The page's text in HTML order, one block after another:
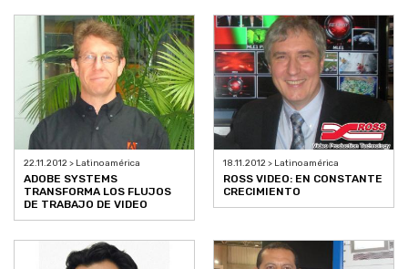
22.11.2012 > Latinoamérica
ADOBE SYSTEMS
TRANSFORMA LOS FLUJOS
DE TRABAJO DE VIDEO
18.11.2012 > Latinoamérica
ROSS VIDEO: EN CONSTANTE
CRECIMIENTO